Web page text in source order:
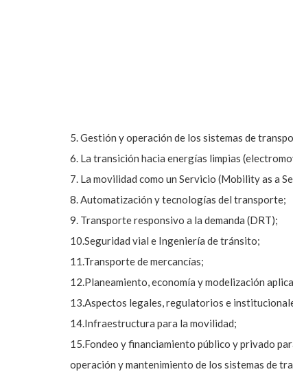
5. Gestión y operación de los sistemas de
6. La transición hacia energías limpias
7. La movilidad como un Servicio (Mobility as a
8. Automatización y tecnologías del transporte;
9. Transporte responsivo a la demanda (DRT);
10.Seguridad vial e Ingeniería de tránsito;
11.Transporte de mercancías;
12.Planeamiento, economía y modelización
13.Aspectos legales, regulatorios e
14.Infraestructura para la movilidad;
15.Fondeo y financiamiento público y privado
operación y mantenimiento de los sistemas de